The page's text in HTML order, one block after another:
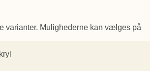
varianter. Mulighederne kan vælges på